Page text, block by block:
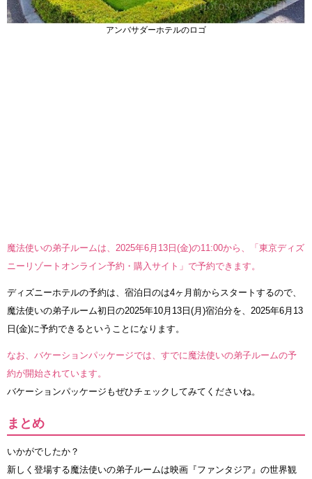
アンバサダーホテルのロゴ
魔法使いの弟子ルームは、2025年6月13日(金)の11:00から、「東京ディズ
ニーリゾートオンライン予約・購入サイト」で予約できます。
ディズニーホテルの予約は、宿泊日のは4ヶ月前からスタートするので、
魔法使いの弟子ルーム初日の2025年10月13日(月)宿泊分を、2025年6月13
日(金)に予約できるということになります。
なお、バケーションパッケージでは、すでに魔法使いの弟子ルームの予
約が開始されています。
バケーションパッケージもぜひチェックしてみてくださいね。
まとめ
いかがでしたか？
新しく登場する魔法使いの弟子ルームは映画『ファンタジア』の世界観